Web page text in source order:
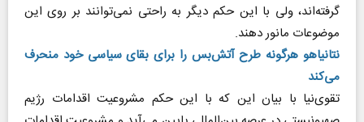
گرفته‌اند، ولی با این حکم دیگر به راحتی نمی‌توانند بر روی این
موضوعات مانور دهند.
نتانیاهو هرگونه طرح آتش‌بس را برای بقای سیاسی خود منحرف
می‌کند
تقوی‌نیا با بیان این که با این حکم مشروعیت اقدامات رژیم